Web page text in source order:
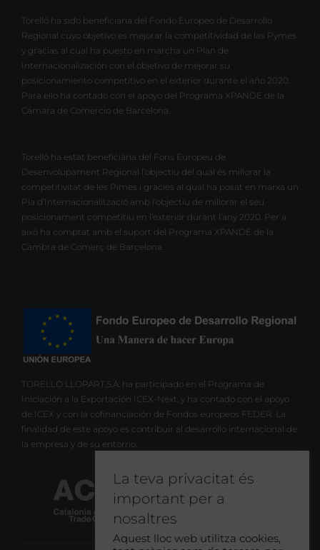
Torelló ha sido beneficiaria del Fondo Europeo de Desarrollo
Regional cuyo objetivo es mejorar la competitividad de las Pymes
y gracias al cual ha puesto en marcha un Plan de
Internacionalización con el objetivo de mejorar su
posicionamiento competitivo en el exterior durante el año 2020.
Para ello ha contado con el apoyo del Programa XPANDE de la
Cámara de Comercio de Barcelona.
Torelló ha estat beneficiària del Fons Europeu de
Desenvolupament Regional l’objectiu del qual és millorar la
competitivitat de les Pimes i gràcies al qual ha posat en marxa un
Pla d’Internacionalització amb l’objectiu de millorar el seu
posicionament competitiu en l’exterior durant l’any 2020. Per a
això ha comptat amb el suport del Programa XPANDE de la
Cambra de Comerç de Barcelona.
TORELLO LLOPART,S.A. ha participado en el Programa de
Iniciación a la Exportación ICEX-Next, y ha contado con el apoyo
de ICEX y con la cofinanciación de Fondos europeos FEDER. La
finalidad de este apoyo es contribuir al desarrollo internacional de
la empresa y de su entorno.
La teva privacitat és
important per a
nosaltres
Aquest lloc web utilitza cookies,